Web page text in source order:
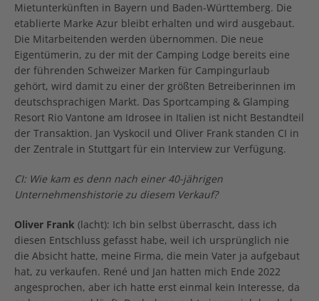
Mietunterkünften in Bayern und Baden-Württemberg. Die
etablierte Marke Azur bleibt erhalten und wird ausgebaut.
Die Mitarbeitenden werden übernommen. Die neue
Eigentümerin, zu der mit der Camping Lodge bereits eine
der führenden Schweizer Marken für Campingurlaub
gehört, wird damit zu einer der größten Betreiberinnen im
deutschsprachigen Markt. Das Sportcamping & Glamping
Resort Rio Vantone am Idrosee in Italien ist nicht Bestandteil
der Transaktion. Jan Vyskocil und Oliver Frank standen CI in
der Zentrale in Stuttgart für ein Interview zur Verfügung.
CI: Wie kam es denn nach einer 40-jährigen
Unternehmenshistorie zu diesem Verkauf?
Oliver Frank (lacht): Ich bin selbst überrascht, dass ich
diesen Entschluss gefasst habe, weil ich ursprünglich nie
die Absicht hatte, meine Firma, die mein Vater ja aufgebaut
hat, zu verkaufen. René und Jan hatten mich Ende 2022
angesprochen, aber ich hatte erst einmal kein Interesse, da